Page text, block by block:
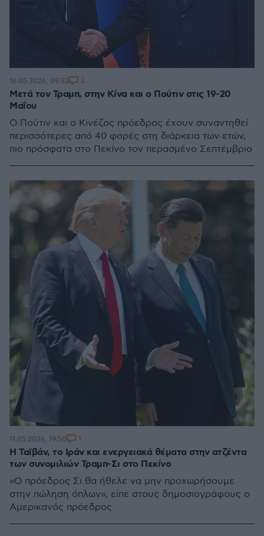
Μετά τον Τραμπ, στην Κίνα και ο Πούτιν στις 19-20
Μαΐου
Ο Πούτιν και ο Κινέζος πρόεδρος έχουν συναντηθεί
περισσότερες από 40 φορές στη διάρκεια των ετών,
πιο πρόσφατα στο Πεκίνο τον περασμένο Σεπτέμβριο
16.05.2026, 09:33 2
Η Ταϊβάν, το Ιράν και ενεργειακά θέματα στην ατζέντα
των συνομιλιών Τραμπ-Σι στο Πεκίνο
«Ο πρόεδρος Σι θα ήθελε να μην προχωρήσουμε
στην πώληση όπλων», είπε στους δημοσιογράφους ο
Αμερικανός πρόεδρος
11.05.2026, 19:50 1